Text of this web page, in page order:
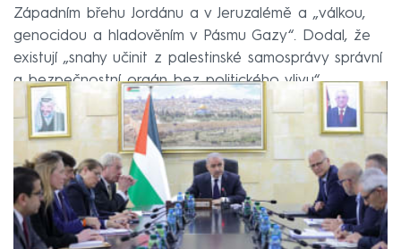
Západním břehu Jordánu a v Jeruzalémě a „válkou,
genocidou a hladověním v Pásmu Gazy“. Dodal, že
existují „snahy učinit z palestinské samosprávy správní
a bezpečnostní orgán bez politického vlivu“.